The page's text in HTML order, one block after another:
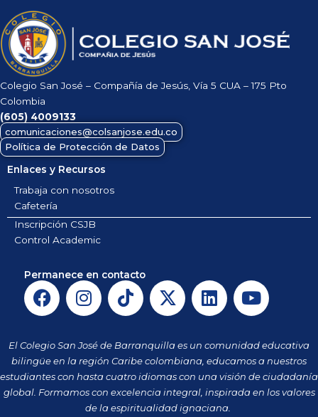
Colegio San José – Compañía de Jesús, Vía 5 CUA – 175 Pto
Colombia
(605) 4009133
comunicaciones@colsanjose.edu.co
Política de Protección de Datos
Enlaces y Recursos
Trabaja con nosotros
Cafetería
Inscripción CSJB
Control Academic
Permanece en contacto
F
a
e
b
o
o
I
n
t
a
g
r
a
T
i
t
o
k
X
-
w
i
t
t
e
L
i
k
e
d
i
n
Y
o
t
u
b
e
El Colegio San José de Barranquilla es un comunidad educativa
bilingüe en la región Caribe colombiana, educamos a nuestros
estudiantes con hasta cuatro idiomas con una visión de ciudadanía
global. Formamos con excelencia integral, inspirada en los valores
de la espiritualidad ignaciana.